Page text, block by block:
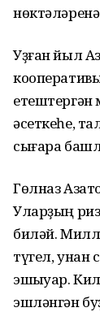
Уҙған йыл
етештергән
әсеткеһе,
сығара
Гөлназ
Уларҙың
биләй.
түгел, унан
эшҡыуар.
эшләнгән